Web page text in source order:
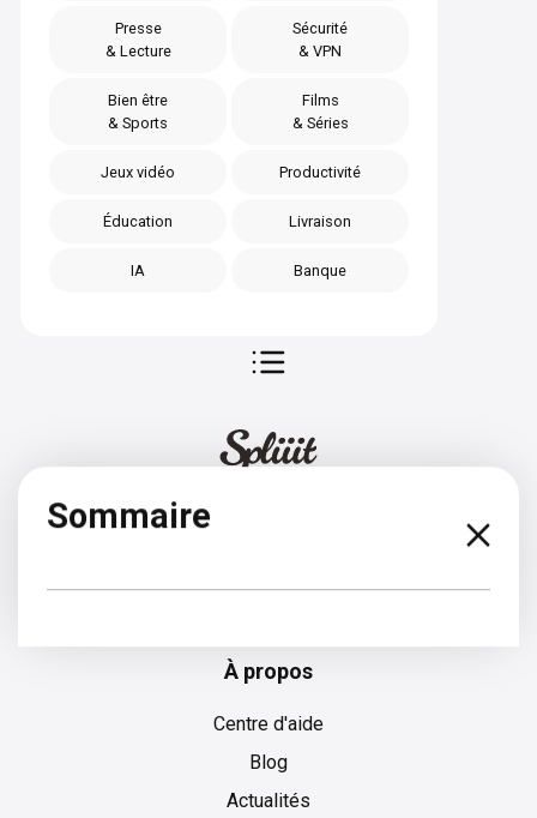
Presse
& Lecture
Sécurité
& VPN
Bien être
& Sports
Films
& Séries
Jeux vidéo Productivité
Éducation Livraison
IA Banque
Sommaire
À propos
Centre d'aide
Blog
Actualités